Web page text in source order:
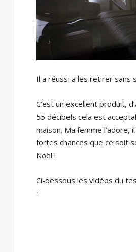
Il a réussi a les retirer sans
C’est un excellent produit,
55 décibels cela est
maison. Ma femme l’adore,
fortes chances que ce soit
Noël !
Ci-dessous les vidéos du
: